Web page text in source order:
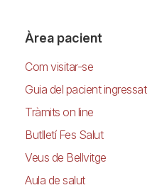
Àrea pacient
Com visitar-se
Guia del pacient ingressat
Tràmits on line
Butlletí Fes Salut
Veus de Bellvitge
Aula de salut